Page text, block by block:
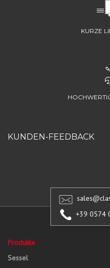
KURZE
KUNDEN-FEEDBACK
+39 0574
Produkte
Sessel